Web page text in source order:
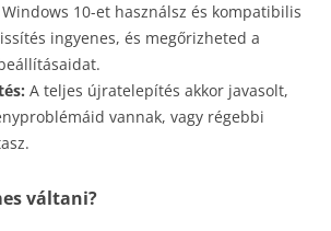
Windows 10-et használsz és kompatibilis
ingyenes, és megőrizheted a
A teljes újratelepítés akkor javasolt,
vannak, vagy régebbi
váltani?